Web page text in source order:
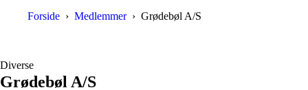
Forside Medlemmer Grødebøl A/S
Diverse
Grødebøl A/S